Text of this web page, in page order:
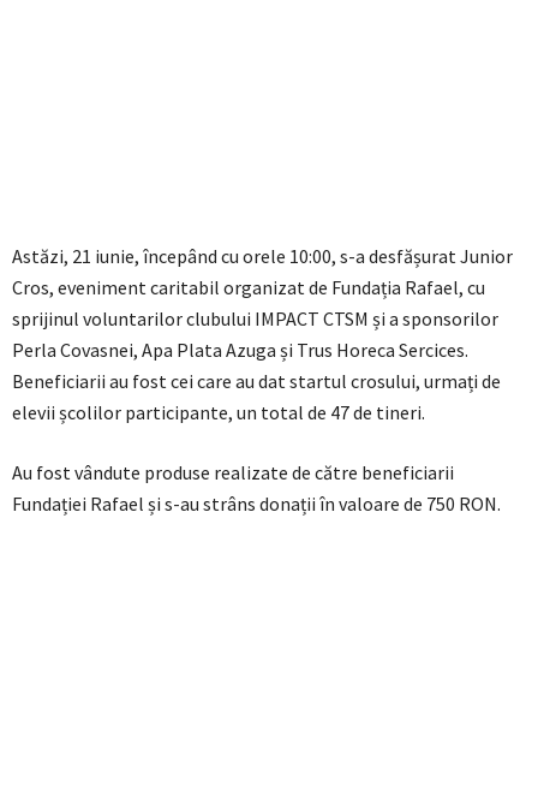
Astăzi, 21 iunie, începând cu orele 10:00, s-a desfășurat Junior
Cros, eveniment caritabil organizat de Fundația Rafael, cu
sprijinul voluntarilor clubului IMPACT CTSM și a sponsorilor
Perla Covasnei, Apa Plata Azuga și Trus Horeca Sercices.
Beneficiarii au fost cei care au dat startul crosului, urmați de
elevii școlilor participante, un total de 47 de tineri.
Au fost vândute produse realizate de către beneficiarii
Fundației Rafael și s-au strâns donații în valoare de 750 RON.